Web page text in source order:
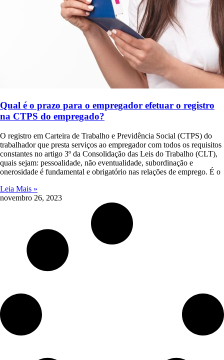
Qual é o prazo para o empregador efetuar o registro
na CTPS do empregado?
O registro em Carteira de Trabalho e Previdência Social (CTPS) do
trabalhador que presta serviços ao empregador com todos os requisitos
constantes no artigo 3º da Consolidação das Leis do Trabalho (CLT),
quais sejam: pessoalidade, não eventualidade, subordinação e
onerosidade é fundamental e obrigatório nas relações de emprego. É o
Leia Mais »
novembro 26, 2023